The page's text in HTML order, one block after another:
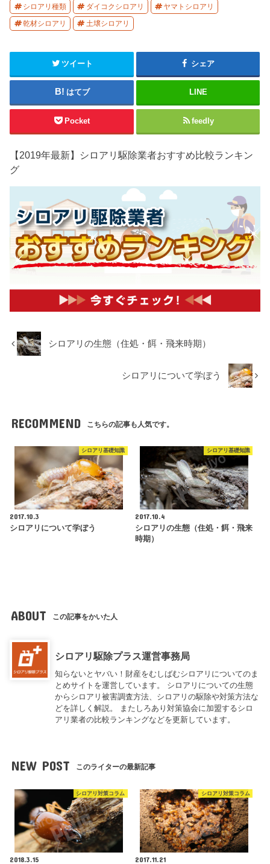
シロアリ種類 ダイコクシロアリ ヤマトシロアリ
乾材シロアリ 土壌シロアリ
ツイート シェア
はてブ LINE
Pocket feedly
【2019年最新】シロアリ駆除業者おすすめ比較ランキン
グ
シロアリの生態（住処・餌・飛来時期）
シロアリについて学ぼう
RECOMMEND こちらの記事も人気です。
シロアリ基礎知識
2017.10.3
シロアリについて学ぼう
シロアリ基礎知識
2017.10.4
シロアリの生態（住処・餌・飛来
時期）
ABOUT この記事をかいた人
シロアリ駆除プラス運営事務局
知らないとヤバい！財産をむしばむシロアリについてのま
とめサイトを運営しています。 シロアリについての生態
からシロアリ被害調査方法、シロアリの駆除や対策方法な
どを詳しく解説。 またしろあり対策協会に加盟するシロ
アリ業者の比較ランキングなどを更新しています。
NEW POST このライターの最新記事
シロアリ対策コラム
2018.3.15
シロアリ対策コラム
2017.11.21